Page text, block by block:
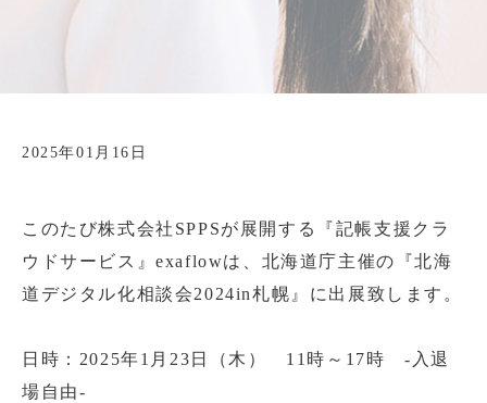
2025年01月16日
このたび株式会社SPPSが展開する『記帳支援クラ
ウドサービス』exaflowは、北海道庁主催の『北海
道デジタル化相談会2024in札幌』に出展致します。
日時：2025年1月23日（木） 11時～17時 -入退
場自由-